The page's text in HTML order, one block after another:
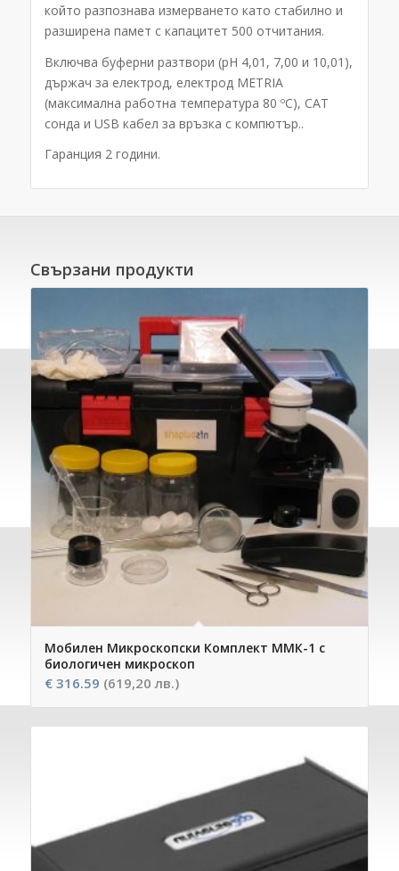
който разпознава измерването като стабилно и
разширена памет с капацитет 500 отчитания.
Включва буферни разтвори (pH 4,01, 7,00 и 10,01),
държач за електрод, електрод METRIA
(максимална работна температура 80 ºC), CAT
сонда и USB кабел за връзка с компютър..
Гаранция 2 години.
Свързани продукти
Мобилен Микроскопски Комплект ММК-1 с
биологичен микроскоп
€316.59 (619,20 лв.)